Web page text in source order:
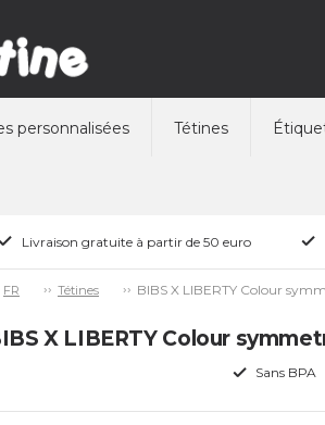
personnalisées Tétines
Livraison gratuite à partir de 50 euro
FR Tétines BIBS X LIBERTY Colour
X LIBERTY Colour
Sans BPA